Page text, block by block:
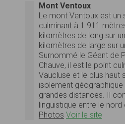
Mont Ventoux
Le mont Ventoux est
culminant à 1 911
kilomètres de long sur
kilomètres de large sur
Surnommé le Géant de
Chauve, il est le point
Vaucluse et le plus haut
isolement géographique
grandes distances. Il
linguistique entre le nord
Photos Voir le site